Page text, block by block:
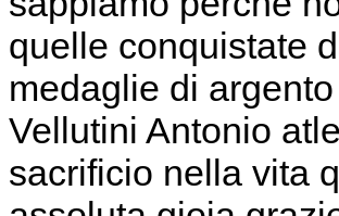
quelle conquistate
medaglie di
Vellutini Antonio
sacrificio nella vita